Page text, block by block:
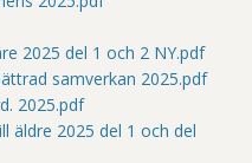
2025 del 1 och 2 NY.pdf
samverkan 2025.pdf
2025.pdf
äldre 2025 del 1 och del